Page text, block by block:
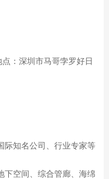
：深圳市马哥孛罗好日
际知名公司、行业专家等
下空间、综合管廊、海绵